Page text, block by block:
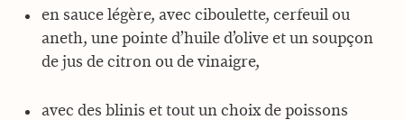
en sauce légère, avec ciboulette, cerfeuil ou
aneth, une pointe d’huile d’olive et un soupçon
de jus de citron ou de vinaigre,
avec des blinis et tout un choix de poissons